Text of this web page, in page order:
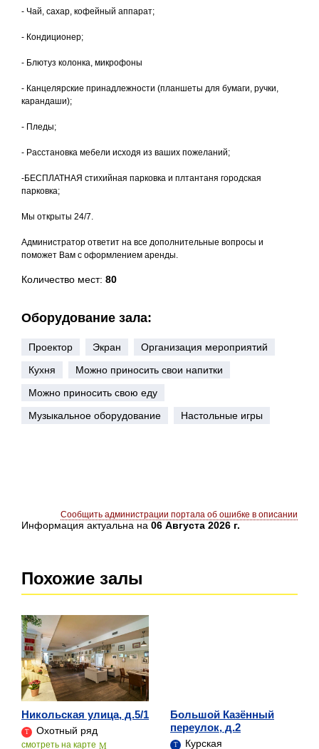
- Чай, сахар, кофейный аппарат;
- Кондиционер;
- Блютуз колонка, микрофоны
- Канцелярские принадлежности (планшеты для бумаги, ручки,
карандаши);
- Пледы;
- Расстановка мебели исходя из ваших пожеланий;
-БЕСПЛАТНАЯ стихийная парковка и плтантаня городская
парковка;
Мы открыты 24/7.
Администратор ответит на все дополнительные вопросы и
поможет Вам с оформлением аренды.
Количество мест: 80
Оборудование зала:
Проектор Экран
Организация мероприятий
Кухня
Можно приносить свои напитки
Можно приносить свою еду
Музыкальное оборудование
Настольные игры
Сообщить администрации портала об ошибке в описании
Информация актуальна на 06 Августа 2026 г.
Похожие залы
Никольская улица, д.5/1
Охотный ряд
cмотреть на карте
Большой Казённый
переулок, д.2
Курская